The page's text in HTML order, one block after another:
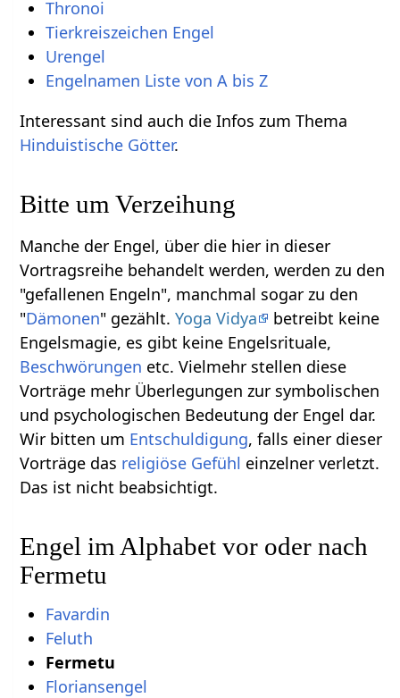
Thronoi
Tierkreiszeichen Engel
Urengel
Engelnamen Liste von A bis Z
Interessant sind auch die Infos zum Thema
Hinduistische Götter.
Bitte um Verzeihung
Manche der Engel, über die hier in dieser
Vortragsreihe behandelt werden, werden zu den
"gefallenen Engeln", manchmal sogar zu den
"Dämonen" gezählt.Yoga Vidya
betreibt keine
Engelsmagie, es gibt keine Engelsrituale,
Beschwörungen etc. Vielmehr stellen diese
Vorträge mehr Überlegungen zur symbolischen
und psychologischen Bedeutung der Engel dar.
Wir bitten um Entschuldigung, falls einer dieser
Vorträge das religiöse Gefühl einzelner verletzt.
Das ist nicht beabsichtigt.
Engel im Alphabet vor oder nach
Fermetu
Favardin
Feluth
Fermetu
Floriansengel